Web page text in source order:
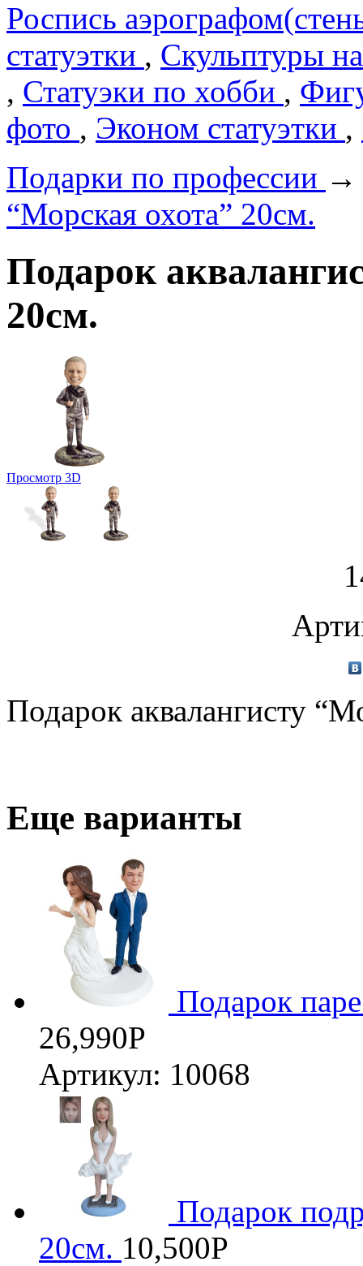
Роспись
статуэтки , Скульптуры
, Статуэки по хобби ,
фото , Эконом статуэтки ,
Подарки по профеcсии
“Морская охота” 20см.
Подарок
20см.
Просмотр 3D
Подарок аквалангисту
Еще варианты
Подарок
26,990Р
Артикул: 10068
Подарок
20см. 10,500Р